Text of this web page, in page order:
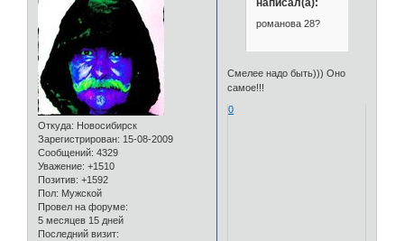
Откуда: Новосибирск
Зарегистрирован: 15-08-2009
Сообщений: 4329
Уважение: +1510
Позитив: +1592
Пол: Мужской
Провел на форуме:
5 месяцев 15 дней
Последний визит:
романова 28?
Смелее надо быть))) Оно
самое!!!
0